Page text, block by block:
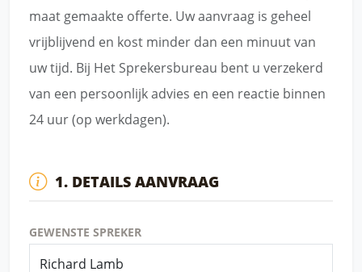
maat gemaakte offerte. Uw aanvraag is geheel
vrijblijvend en kost minder dan een minuut van
uw tijd. Bij Het Sprekersbureau bent u verzekerd
van een persoonlijk advies en een reactie binnen
24 uur (op werkdagen).
1. DETAILS AANVRAAG
GEWENSTE SPREKER